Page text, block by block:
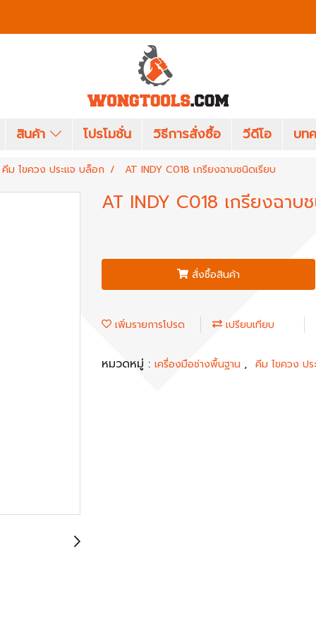
สินค้า โปรโมชั่น วิธีการสั่งซื้อ วีดีโอ บท
คีม ไขควง ประแจ บล็อก AT INDY C018 เกรียงฉาบชนิดเรียบ
AT INDY C018 เกรียงฉาบ
สั่งซื้อสินค้า
เพิ่มรายการโปรด เปรียบเทียบ
หมวดหมู่ : เครื่องมือช่างพื้นฐาน , คีม ไขควง ป